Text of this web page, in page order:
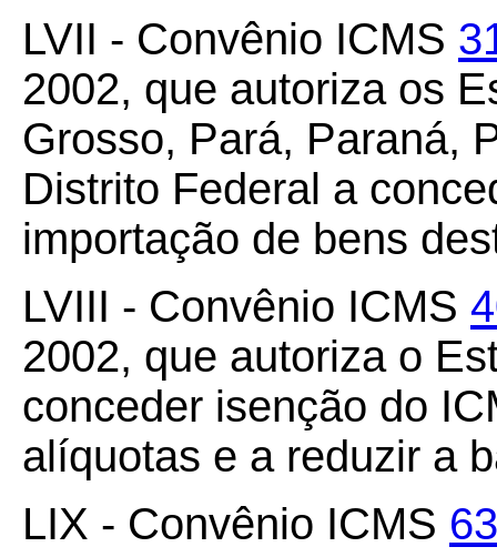
LVII - Convênio ICMS
2002, que autoriza os
Grosso, Pará, Paraná,
Distrito Federal a
importação de bens
LVIII - Convênio ICMS
2002, que autoriza o
conceder isenção do
alíquotas e a reduzir a
LIX - Convênio ICMS